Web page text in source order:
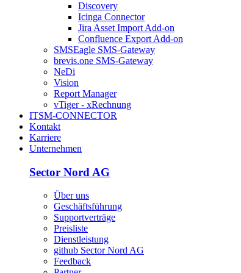
Discovery
Icinga Connector
Jira Asset Import Add-on
Confluence Export Add-on
SMSEagle SMS-Gateway
brevis.one SMS-Gateway
NeDi
Vision
Report Manager
vTiger - xRechnung
ITSM-CONNECTOR
Kontakt
Karriere
Unternehmen
Sector Nord AG
Über uns
Geschäftsführung
Supportverträge
Preisliste
Dienstleistung
github Sector Nord AG
Feedback